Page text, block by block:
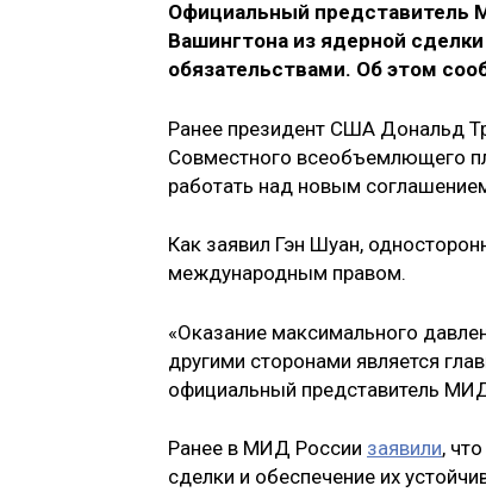
Официальный представитель
Вашингтона из ядерной
обязательствами. Об этом
Ранее президент США Дональд
Совместного всеобъемлющего
работать над новым
Как заявил Гэн Шуан,
международным правом.
«Оказание максимального
другими сторонами является
официальный представитель
Ранее в МИД России заявили,
сделки и обеспечение их